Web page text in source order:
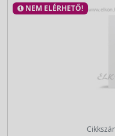
NEM ELÉRHETŐ!